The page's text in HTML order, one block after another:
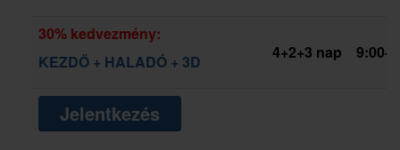
30% kedvezmény:
KEZDŐ + HALADÓ + 3D
4+2+3 nap 9:00-
Jelentkezés